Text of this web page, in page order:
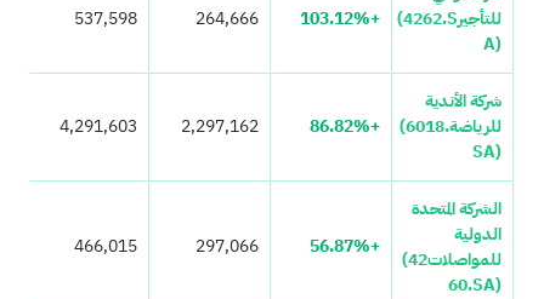
للتأجير(4262.S
A)
+103.12%
264,666
537,598
شركة الأندية
للرياضة(6018.
SA)
+86.82%
2,297,162
4,291,603
الشركة المتحدة
الدولية
للمواصلات(42
60.SA)
+56.87%
297,066
466,015